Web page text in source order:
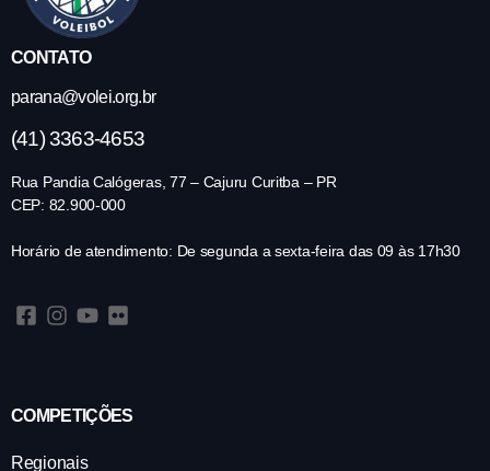
CONTATO
parana@volei.org.br
(41) 3363-4653
Rua Pandia Calógeras, 77 – Cajuru Curitba – PR
CEP: 82.900-000
Horário de atendimento: De segunda a sexta-feira das 09 às 17h30
COMPETIÇÕES
Regionais